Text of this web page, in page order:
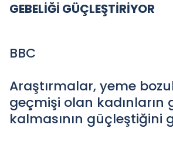
GEBELİĞİ GÜÇLEŞTİRİYOR
BBC
Araştırmalar, yeme
geçmişi olan kadınların
kalmasının güçleştiğini